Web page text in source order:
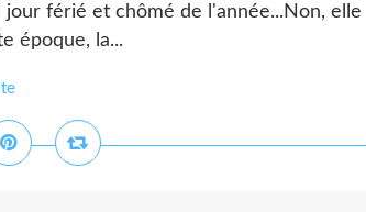
férié et chômé de l'année...Non, elle
époque, la...